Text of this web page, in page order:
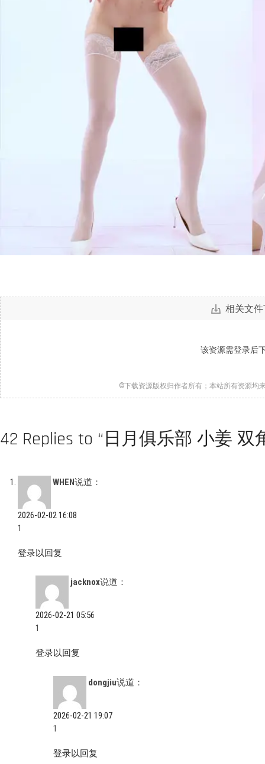
相关文
该资源需登录后
©下载资源版权归作者所有；本站所有资源均
42 Replies to “日月俱乐部 小姜 双
WHEN说道：
2026-02-02 16:08
1
登录以回复
jacknox说道：
2026-02-21 05:56
1
登录以回复
dongjiu说道：
2026-02-21 19:07
1
登录以回复